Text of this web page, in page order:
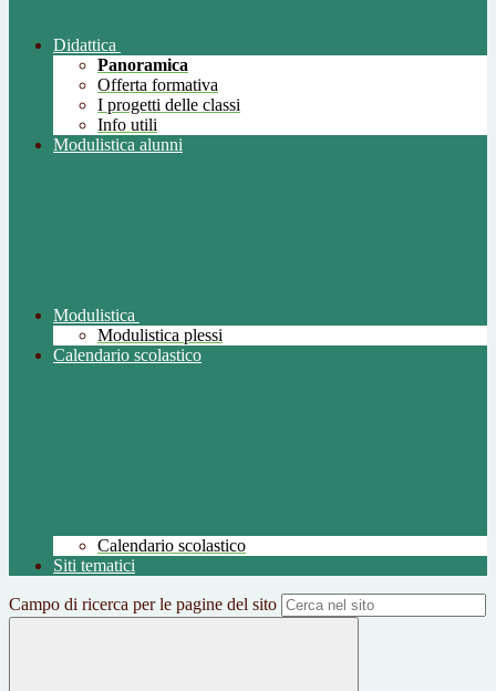
Didattica
Panoramica
Offerta formativa
I progetti delle classi
Info utili
Modulistica alunni
Modulistica
Modulistica plessi
Calendario scolastico
Calendario scolastico
Siti tematici
Campo di ricerca per le pagine del sito